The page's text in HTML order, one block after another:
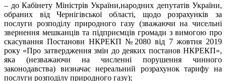
– до Кабінету Міністрів України,народних депутатів України,
обраних від Чернігівської області, щодо розрахунків за
послуги розподілу природного газу (зважаючи на чисельні
звернення мешканців та підприємців громади з вимогою про
скасування Постанови НКРЕКП №2080 від 7 жовтня 2019
року «Про затвердження змін до деяких постанов НКРЕКП»,
яка (незважаючи на численні порушення чинного
законодавства) визначає нереальний розрахунок тарифу на
послуги розподілу природного газу);